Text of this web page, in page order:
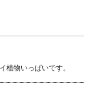
植物いっぱいです。